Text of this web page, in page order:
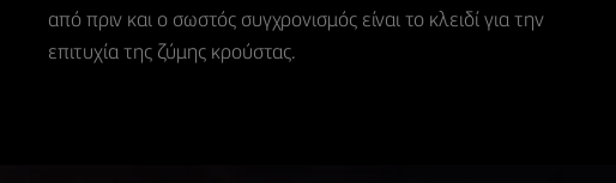
από πριν και ο σωστός συγχρονισμός είναι το κλειδί για την
επιτυχία της ζύμης κρούστας.